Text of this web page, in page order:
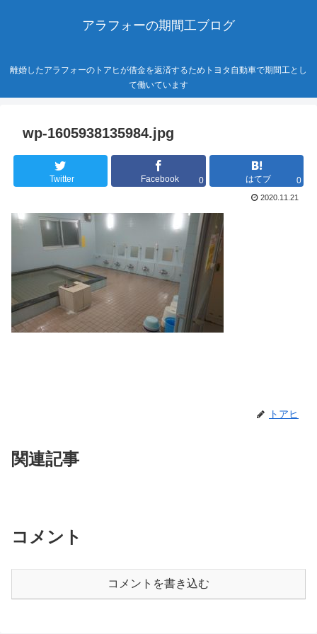
アラフォーの期間工ブログ
離婚したアラフォーのトアヒが借金を返済するためトヨタ自動車で期間工とし
て働いています
wp-1605938135984.jpg
Twitter Facebook 0 はてブ 0
2020.11.21
トアヒ
関連記事
コメント
コメントを書き込む